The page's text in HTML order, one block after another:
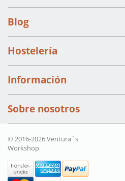
Blog
Hostelería
Información
Sobre nosotros
© 2016-2026 Ventura´s
Workshop